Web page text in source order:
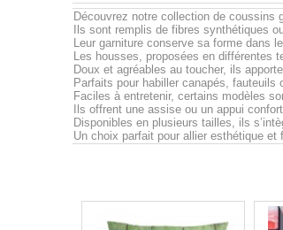
Découvrez notre collection de coussins
Ils sont remplis de fibres synthétiques
Leur garniture conserve sa forme dans
Les housses, proposées en différentes
Doux et agréables au toucher, ils
Parfaits pour habiller canapés,
Faciles à entretenir, certains modèles
Ils offrent une assise ou un appui
Disponibles en plusieurs tailles, ils
Un choix parfait pour allier esthétique